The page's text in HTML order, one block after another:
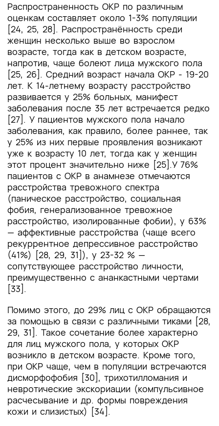
Распространенность ОКР по различным
оценкам составляет около 1-3% популяции
[24, 25, 28]. Распространённость среди
женщин несколько выше во взрослом
возрасте, тогда как в детском возрасте,
напротив, чаще болеют лица мужского пола
[25, 26]. Средний возраст начала ОКР - 19-20
лет. К 14-летнему возрасту расстройство
развивается у 25% больных, манифест
заболевания после 35 лет встречается редко
[27]. У пациентов мужского пола начало
заболевания, как правило, более раннее, так
у 25% из них первые проявления возникают
уже к возрасту 10 лет, тогда как у женщин
этот процент значительно ниже [25].У 76%
пациентов с ОКР в анамнезе отмечаются
расстройства тревожного спектра
(паническое расстройство, социальная
фобия, генерализованное тревожное
расстройство, изолированные фобии), у 63%
— аффективные расстройства (чаще всего
рекуррентное депрессивное расстройство
(41%) [28, 29, 31]), у 23-32 % —
сопутствующее расстройство личности,
преимущественно с ананкастными чертами
[33].
Помимо этого, до 29% лиц с ОКР обращаются
за помощью в связи с различными тиками [28,
29, 31]. Такое сочетание более характерно
для лиц мужского пола, у которых ОКР
возникло в детском возрасте. Кроме того,
при ОКР чаще, чем в популяции встречаются
дисморфофобия [30], трихотилломания и
невротические экскориации (компульсивное
расчесывание и др. формы повреждения
кожи и слизистых) [34].